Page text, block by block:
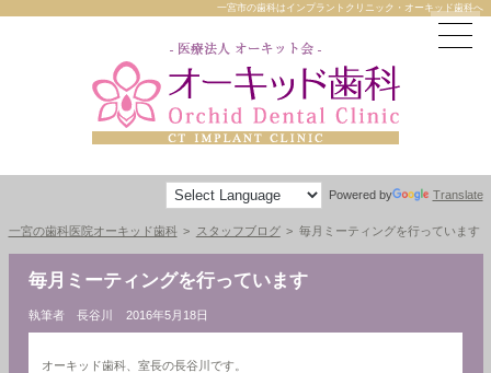
一宮市の歯科はインプラントクリニック・オーキッド歯科へ
Powered by Translate
一宮の歯科医院オーキッド歯科 スタッフブログ 毎月ミーティングを行っています
毎月ミーティングを行っています
執筆者 長谷川 2016年5月18日
オーキッド歯科、室長の長谷川です。